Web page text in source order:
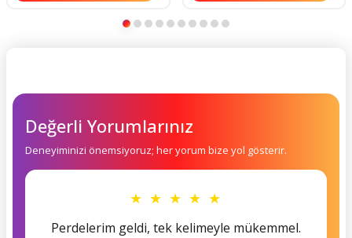
Değerli Yorumlarınız
Deneyiminizi önemsiyoruz; her yorum bize yol gösterir.
★ ★ ★ ★ ★
Perdelerim geldi, tek kelimeyle mükemmel.